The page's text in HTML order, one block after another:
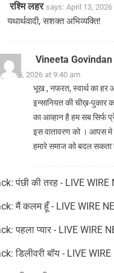
रश्मि लहर says: April 13,
यथार्थवादी, सशक्त अभिव्यक्ति!
Vineeta Govindan
April 15, 2026 at 9:40 am
भूख , नफरत, स्वार्थ का हर
इन्सानियत की चीख़-पुकार
का आव्हान है हम सब सिर्फ
इस वातावरण को । आपस
हमारे समाज को बदल सकता
पंछी की तरह - LIVE WIRE
मैं कलम हूँ - LIVE WIRE
पहला प्यार - LIVE WIRE
डिलीवरी बॉय - LIVE